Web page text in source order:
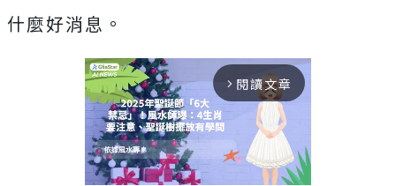
什麼好消息。
arrow_forward_ios 閱讀文章